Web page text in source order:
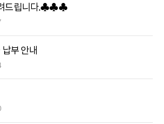
려드립니다.♣♣♣
부 안내